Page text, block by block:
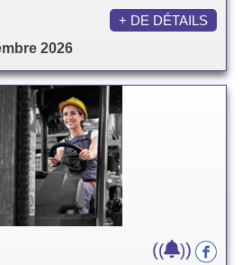
2026
+ DE DÉTAILS
(( ))